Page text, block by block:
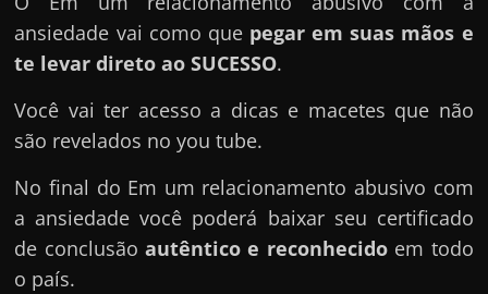
ansiedade vai como que pegar em suas mãos e
te levar direto ao SUCESSO.
Você vai ter acesso a dicas e macetes que não
são revelados no you tube.
No final do Em um relacionamento abusivo com
a ansiedade você poderá baixar seu certificado
de conclusãoautêntico e reconhecidoem todo
o país.